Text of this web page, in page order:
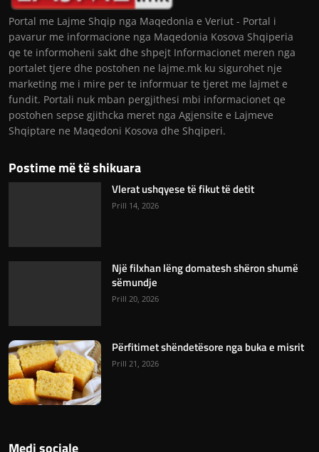
Portal me Lajme Shqip nga Maqedonia e Veriut - Portal i
pavarur me informacione nga Maqedonia Kosova Shqiperia
qe te informoheni sakt dhe shpejt Informacionet meren nga
portalet tjere dhe postohen ne lajme.mk ku sigurohet nje
marketing me i mire per te informuar te tjeret me lajmet e
fundit. Portali nuk mban pergjithesi mbi informacionet qe
postohen sepse gjithcka meret nga Agjensite e Lajmeve
Shqiptare ne Maqedoni Kosova dhe Shqiperi.
Postime më të shikuara
Vlerat ushqyese të fikut të detit
Prill 14, 2026
Një filxhan lëng domatesh shëron shumë
sëmundje
Prill 20, 2026
Përfitimet shëndetësore nga buka e misrit
Prill 21, 2026